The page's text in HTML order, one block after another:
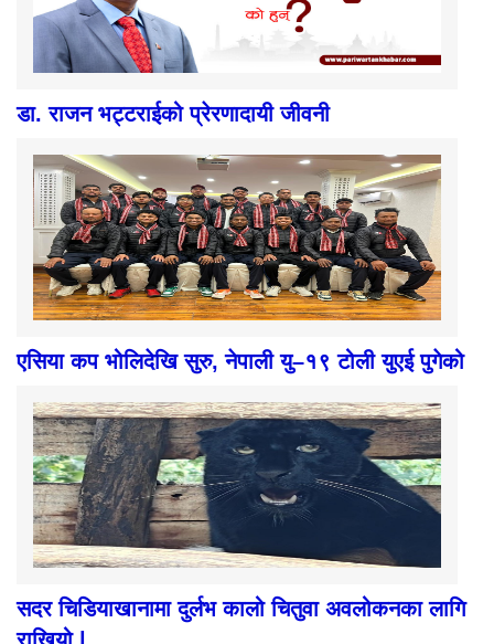
डा. राजन भट्टराईको प्रेरणादायी जीवनी
एसिया कप भोलिदेखि सुरु, नेपाली यु–१९ टोली युएई पुगेको
सदर चिडियाखानामा दुर्लभ कालो चितुवा अवलोकनका लागि